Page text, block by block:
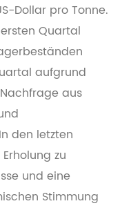
Dollar pro Tonne.
Quartal
aufgrund
aus
den letzten
zu
und eine
Stimmung